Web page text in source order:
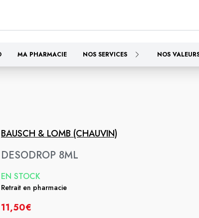
MA PHARMACIE NOS SERVICES NOS
BAUSCH & LOMB (CHAUVIN)
DESODROP 8ML
EN STOCK
Retrait en pharmacie
11,50€